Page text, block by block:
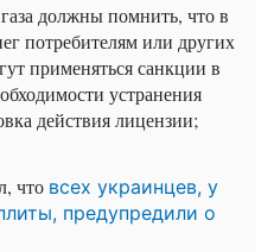
должны помнить, что в
потребителям или других
применяться санкции в
устранения
действия лицензии;
что всех украинцев, у
предупредили о